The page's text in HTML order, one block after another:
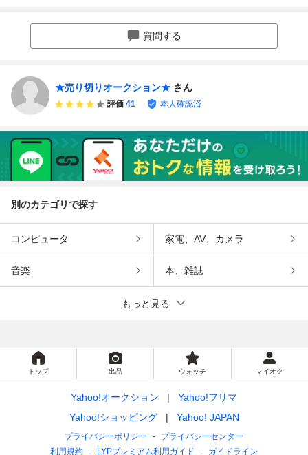
m ハイルーフ
MT 7速 低床 売
ー・バックモニタ
ー ☆売切☆徳島県
質問する
★売り切りオークション★ さん
評価 41 本人確認済
別のカテゴリで探す
コンピュータ 家電、AV、カメラ
音楽 本、雑誌
もっと見る
トップ 出品 ウォッチ マイオク
Yahoo!オークション
Yahoo!フリマ
Yahoo!ショッピング
Yahoo! JAPAN
プライバシーポリシー
プライバシーセンター
利用規約
LYPプレミアム利用ガイド ガイドライン